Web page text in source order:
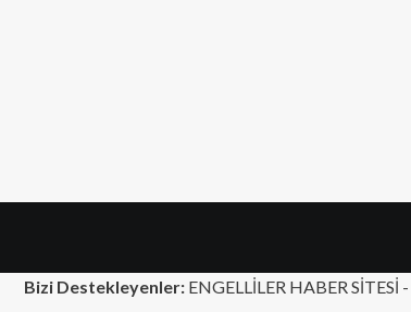
Bizi Destekleyenler: ENGELLİLER HABER SİTESİ -